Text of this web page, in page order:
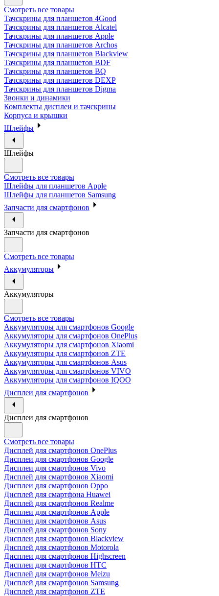
Смотреть все товары
Тачскрины для планшетов 4Good
Тачскрины для планшетов Alcatel
Тачскрины для планшетов Apple
Тачскрины для планшетов Archos
Тачскрины для планшетов Blackview
Тачскрины для планшетов BDF
Тачскрины для планшетов BQ
Тачскрины для планшетов DEXP
Тачскрины для планшетов Digma
Звонки и динамики
Комплекты дисплеи и тачскрины
Корпуса и крышки
Шлейфы
Шлейфы
Смотреть все товары
Шлейфы для планшетов Apple
Шлейфы для планшетов Samsung
Запчасти для смартфонов
Запчасти для смартфонов
Смотреть все товары
Аккумуляторы
Аккумуляторы
Смотреть все товары
Аккумуляторы для смартфонов Google
Аккумуляторы для смартфонов OnePlus
Аккумуляторы для смартфонов Xiaomi
Аккумуляторы для смартфонов ZTE
Аккумуляторы для cмартфонов Asus
Аккумуляторы для смартфонов VIVO
Аккумуляторы для смартфонов IQOO
Дисплеи для смартфонов
Дисплеи для смартфонов
Смотреть все товары
Дисплей для смартфонов OnePlus
Дисплеи для смартфонов Google
Дисплеи для смартфонов Vivo
Дисплей для смартфонов Xiaomi
Дисплеи для смартфонов Oppo
Дисплей для смартфона Huawei
Дисплей для смартфонов Realme
Дисплеи для смартфонов Apple
Дисплеи для смартфонов Asus
Дисплей для смартфонов Sony
Дисплеи для смартфонов Blackview
Дисплей для смартфонов Motorola
Дисплеи для смартфонов Highscreen
Дисплеи для смартфонов HTC
Дисплей для смартфонов Meizu
Дисплей для смартфонов Samsung
Дисплей для смартфонов ZTE